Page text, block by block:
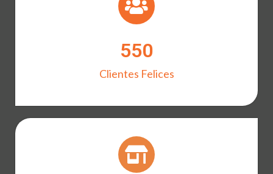
550
Clientes Felices